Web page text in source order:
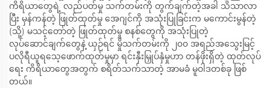
ကိရိယာတွေရဲ့ လည်ပတ်မှု သက်တမ်းကို တွက်ချက်တဲ့အခါ သိသာလာ
ပြီး မှန်ကန်တဲ့ ဖြုတ်ထုတ်မှု အေဂျင်ကို အသုံးပြုခြင်းက မကောင်းမွန်တဲ့
(သို့) မသင့်တော်တဲ့ ဖြုတ်ထုတ်မှု စနစ်တွေကို အသုံးပြုတဲ့
လုပ်ဆောင်ချက်တွေနဲ့ ယှဉ်ရင် မှိုသက်တမ်းကို ၂၀၀ အရည်အသွေးမြင့်
ပလိုရီယူရသေ့ဖောက်ထုတ်မှုမှာ ရင်းနှီးမြှုပ်နှံမှုဟာ တန်ဖိုးရှိတဲ့ ထုတ်လုပ်
ရေး ကိရိယာတွေအတွက် စရိတ်သက်သာတဲ့ အာမခံ မူဝါဒတစ်ခု ဖြစ်
တယ်။